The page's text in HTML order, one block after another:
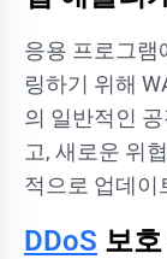
응용 프로그램
링하기 위해
의 일반적인
고, 새로운 위
적으로 업데이
DDoS 보